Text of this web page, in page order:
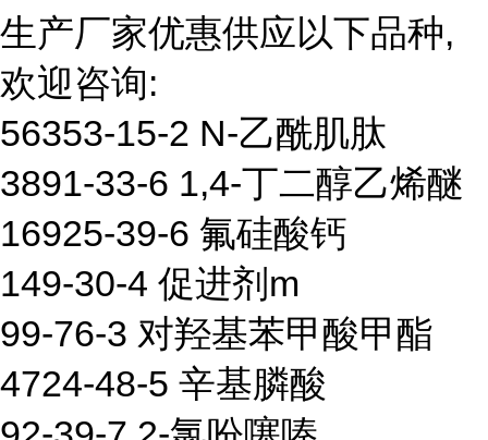
生产厂家优惠供应以下品种,
欢迎咨询:
56353-15-2 N-乙酰肌肽
3891-33-6 1,4-丁二醇乙烯醚
16925-39-6 氟硅酸钙
149-30-4 促进剂m
99-76-3 对羟基苯甲酸甲酯
4724-48-5 辛基膦酸